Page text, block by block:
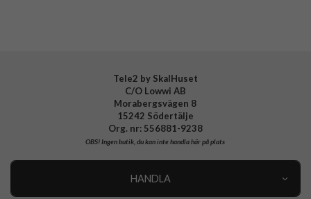
Tele2 by SkalHuset
C/O Lowwi AB
Morabergsvägen 8
15242 Södertälje
Org. nr: 556881-9238
OBS!Ingen butik, du kan inte handla här på plats
HANDLA